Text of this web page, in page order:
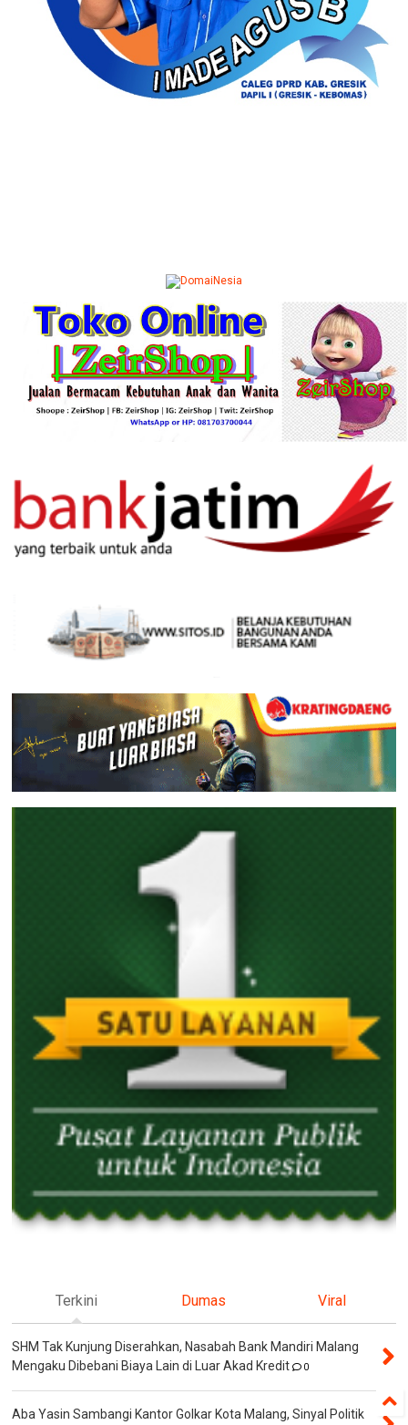
Terkini Dumas Viral
SHM Tak Kunjung Diserahkan, Nasabah Bank Mandiri Malang
Mengaku Dibebani Biaya Lain di Luar Akad Kredit
0
Aba Yasin Sambangi Kantor Golkar Kota Malang, Sinyal Politik